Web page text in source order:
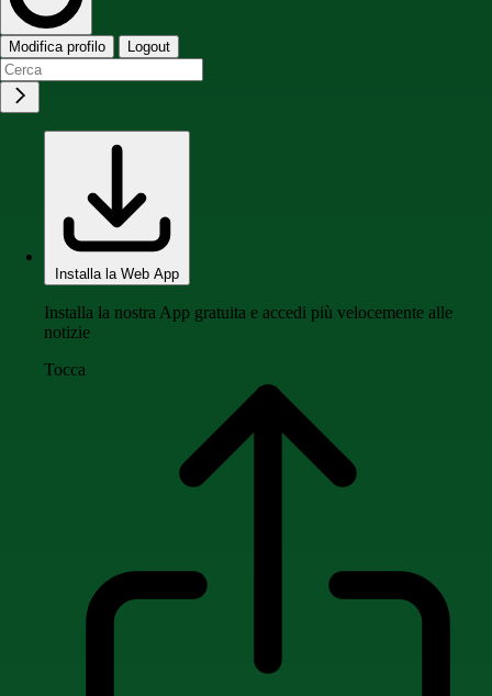
Modifica profilo Logout
Installa la Web App
Installa la nostra App gratuita e accedi più velocemente alle
notizie
Tocca